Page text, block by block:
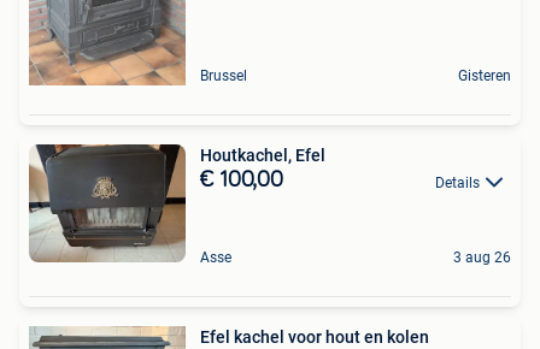
Brussel Gisteren
Houtkachel, Efel
€ 100,00 Details
Asse 3 aug 26
Efel kachel voor hout en kolen